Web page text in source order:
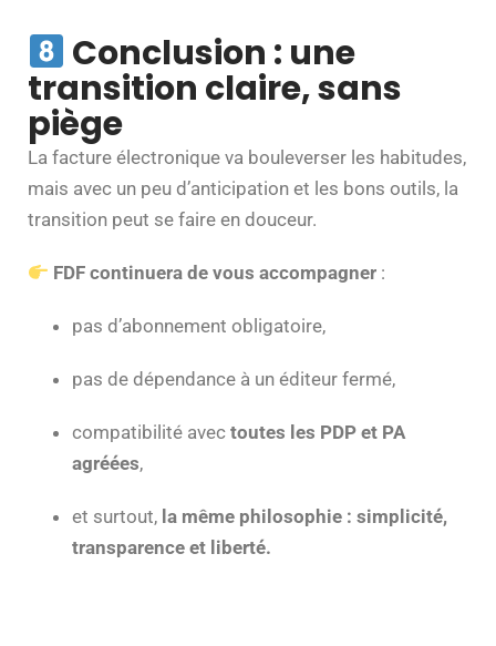
Conclusion : une
transition claire, sans
piège
La facture électronique va bouleverser les habitudes,
mais avec un peu d’anticipation et les bons outils, la
transition peut se faire en douceur.
FDF continuera de vous accompagner :
pas d’abonnement obligatoire,
pas de dépendance à un éditeur fermé,
compatibilité avec toutes les PDP et PA
agréées,
et surtout, la même philosophie : simplicité,
transparence et liberté.